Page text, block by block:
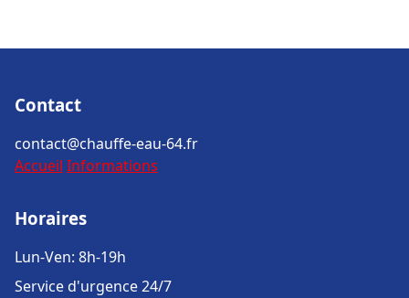
Contact
contact@chauffe-eau-64.fr
Accueil Informations
Horaires
Lun-Ven: 8h-19h
Service d'urgence 24/7